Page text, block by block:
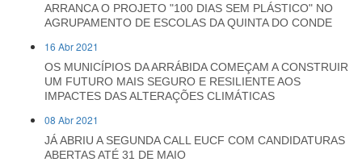
ARRANCA O PROJETO "100 DIAS SEM PLÁSTICO" NO
AGRUPAMENTO DE ESCOLAS DA QUINTA DO CONDE
16 Abr 2021
OS MUNICÍPIOS DA ARRÁBIDA COMEÇAM A CONSTRUIR
UM FUTURO MAIS SEGURO E RESILIENTE AOS
IMPACTES DAS ALTERAÇÕES CLIMÁTICAS
08 Abr 2021
JÁ ABRIU A SEGUNDA CALL EUCF COM CANDIDATURAS
ABERTAS ATÉ 31 DE MAIO